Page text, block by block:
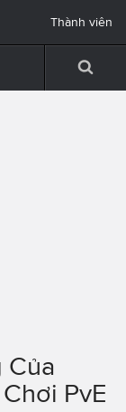
Thành viên
Của
PvE